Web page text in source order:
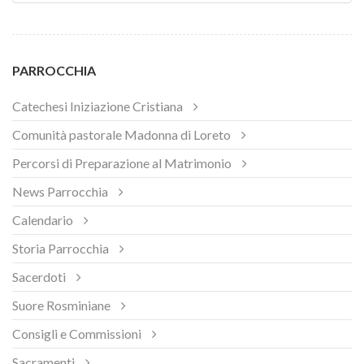
PARROCCHIA
Catechesi Iniziazione Cristiana
Comunità pastorale Madonna di Loreto
Percorsi di Preparazione al Matrimonio
News Parrocchia
Calendario
Storia Parrocchia
Sacerdoti
Suore Rosminiane
Consigli e Commissioni